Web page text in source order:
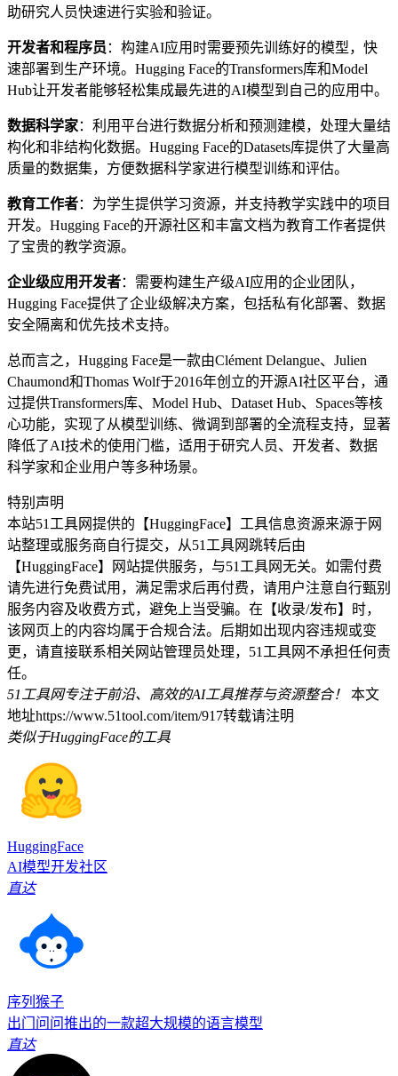
助研究人员快速进行实验和验证。
开发者和程序员 ：构建AI应用时需要预先训练好的模型，快
速部署到生产环境。Hugging Face的Transformers库和Model
Hub让开发者能够轻松集成最先进的AI模型到自己的应用中。
数据科学家：利用平台进行数据分析和预测建模，处理大量结
构化和非结构化数据。Hugging Face的Datasets库提供了大量高
质量的数据集，方便数据科学家进行模型训练和评估。
教育工作者：为学生提供学习资源，并支持教学实践中的项目
开发。Hugging Face的开源社区和丰富文档为教育工作者提供
了宝贵的教学资源。
企业级应用开发者：需要构建生产级AI应用的企业团队，
Hugging Face提供了企业级解决方案，包括私有化部署、数据
安全隔离和优先技术支持。
总而言之，Hugging Face是一款由Clément Delangue、Julien
Chaumond和Thomas Wolf于2016年创立的开源AI社区平台，通
过提供Transformers库、Model Hub、Dataset Hub、Spaces等核
心功能，实现了从模型训练、微调到部署的全流程支持，显著
降低了AI技术的使用门槛，适用于研究人员、开发者、数据
科学家和企业用户等多种场景。
特别声明
本站51工具网提供的【HuggingFace】工具信息资源来源于网
站整理或服务商自行提交，从51工具网跳转后由
【HuggingFace】网站提供服务，与51工具网无关。如需付费
请先进行免费试用，满足需求后再付费，请用户注意自行甄别
服务内容及收费方式，避免上当受骗。在【收录/发布】时，
该网页上的内容均属于合规合法。后期如出现内容违规或变
更，请直接联系相关网站管理员处理，51工具网不承担任何责
任。
51工具网专注于前沿、高效的AI工具推荐与资源整合！
本文
地址https://www.51tool.com/item/917转载请注明
类似于HuggingFace的工具
HuggingFace
AI模型开发社区
直达
序列猴子
出门问问推出的一款超大规模的语言模型
直达